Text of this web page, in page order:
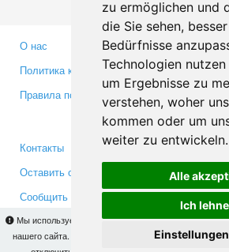
zu ermöglichen und
die Sie sehen,
Bedürfnisse
Technologien
um Ergebnisse zu
verstehen, woher
kommen oder um
weiter zu entwickeln.
Alle
Ich
Мы используем cookies для того, чтобы Вы могли
нашего сайта. На
Вы сможете узнать
О нас
Политика конфиденциальности
Правила пользования
Медиа
Контакты
Оставить отзыв
Сообщить об ошибке